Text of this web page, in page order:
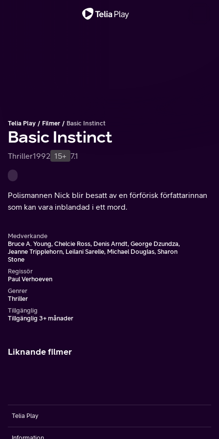
Telia Play Filmer Basic Instinct
Basic Instinct
Thriller1992 15+ 7.1
Polismannen Nick blir besatt av en förförisk författarinnan
som kan vara inblandad i ett mord.
Medverkande
Bruce A. Young, Chelcie Ross, Denis Arndt, George Dzundza,
Jeanne Tripplehorn, Leilani Sarelle, Michael Douglas, Sharon
Stone
Regissör
Paul Verhoeven
Genrer
Thriller
Tillgänglig
Tillgänglig 3+ månader
Liknande filmer
Telia Play